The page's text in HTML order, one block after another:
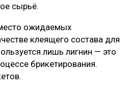
сырьё.
ожидаемых
клеящего состава для
лишь лигнин — это
брикетирования.